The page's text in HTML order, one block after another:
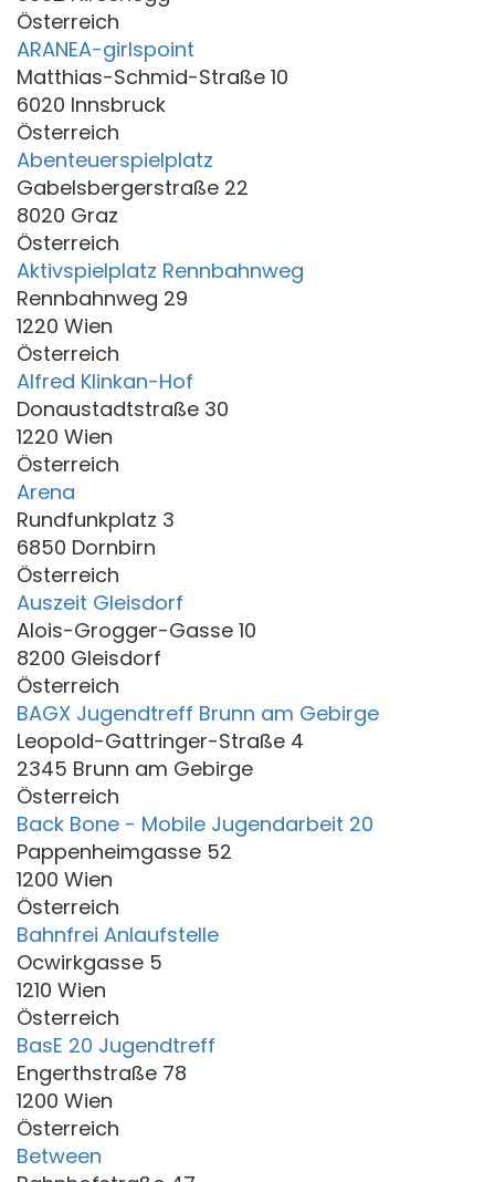
Österreich
ARANEA-girlspoint
Matthias-Schmid-Straße 10
6020 Innsbruck
Österreich
Abenteuerspielplatz
Gabelsbergerstraße 22
8020 Graz
Österreich
Aktivspielplatz Rennbahnweg
Rennbahnweg 29
1220 Wien
Österreich
Alfred Klinkan-Hof
Donaustadtstraße 30
1220 Wien
Österreich
Arena
Rundfunkplatz 3
6850 Dornbirn
Österreich
Auszeit Gleisdorf
Alois-Grogger-Gasse 10
8200 Gleisdorf
Österreich
BAGX Jugendtreff Brunn am Gebirge
Leopold-Gattringer-Straße 4
2345 Brunn am Gebirge
Österreich
Back Bone - Mobile Jugendarbeit 20
Pappenheimgasse 52
1200 Wien
Österreich
Bahnfrei Anlaufstelle
Ocwirkgasse 5
1210 Wien
Österreich
BasE 20 Jugendtreff
Engerthstraße 78
1200 Wien
Österreich
Between